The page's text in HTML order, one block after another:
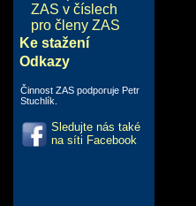
ZAS v číslech
pro členy ZAS
Ke stažení
Odkazy
Činnost ZAS podporuje Petr
Stuchlík.
Sledujte nás také
na síti Facebook